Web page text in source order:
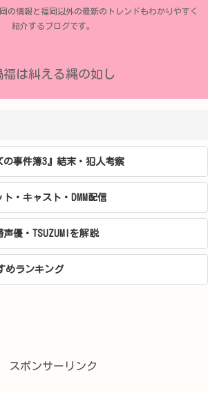
の情報と福岡以外の最新のトレンドもわかりやすく
紹介するブログです。
福は糾える縄の如し
の事件簿3』結末・犯人考察
・キャスト・DMM配信
優・TSUZUMIを解説
ランキング
スポンサーリンク